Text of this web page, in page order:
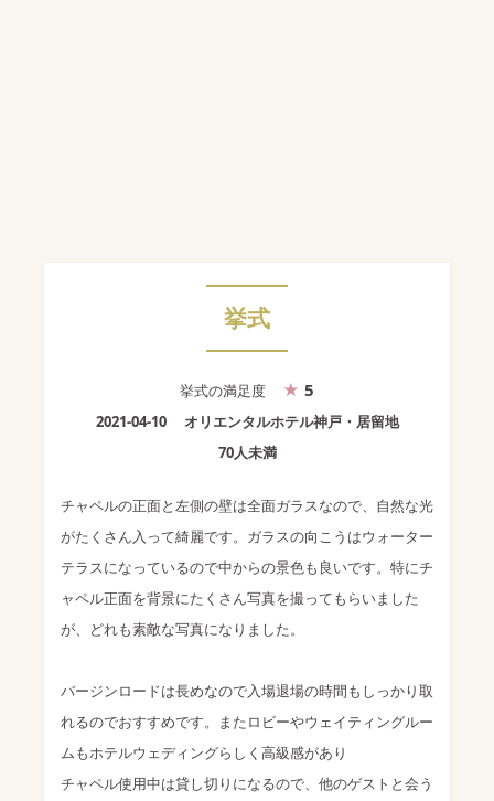
挙式
挙式の満足度 5
2021-04-10
オリエンタルホテル神戸・居留地
70人未満
チャペルの正面と左側の壁は全面ガラスなので、自然な光
がたくさん入って綺麗です。ガラスの向こうはウォーター
テラスになっているので中からの景色も良いです。特にチ
ャペル正面を背景にたくさん写真を撮ってもらいました
が、どれも素敵な写真になりました。
バージンロードは長めなので入場退場の時間もしっかり取
れるのでおすすめです。またロビーやウェイティングルー
ムもホテルウェディングらしく高級感があり
チャペル使用中は貸し切りになるので、他のゲストと会う